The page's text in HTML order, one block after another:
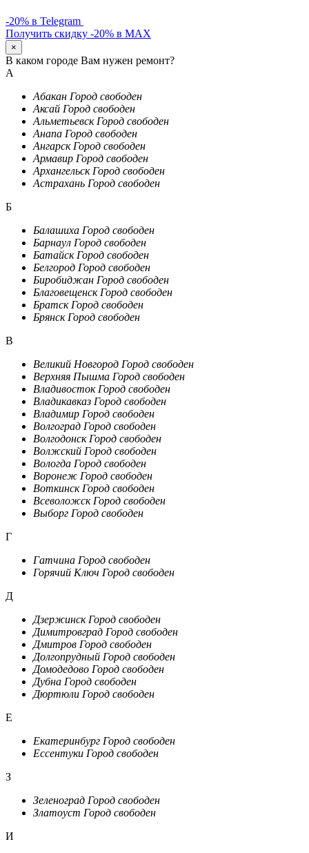
-20% в Telegram
Получить скидку -20% в MAX
×
В каком городе Вам нужен ремонт?
А
Абакан Город свободен
Аксай Город свободен
Альметьевск Город свободен
Анапа Город свободен
Ангарск Город свободен
Армавир Город свободен
Архангельск Город свободен
Астрахань Город свободен
Б
Балашиха Город свободен
Барнаул Город свободен
Батайск Город свободен
Белгород Город свободен
Биробиджан Город свободен
Благовещенск Город свободен
Братск Город свободен
Брянск Город свободен
В
Великий Новгород Город свободен
Верхняя Пышма Город свободен
Владивосток Город свободен
Владикавказ Город свободен
Владимир Город свободен
Волгоград Город свободен
Волгодонск Город свободен
Волжский Город свободен
Вологда Город свободен
Воронеж Город свободен
Воткинск Город свободен
Всеволожск Город свободен
Выборг Город свободен
Г
Гатчина Город свободен
Горячий Ключ Город свободен
Д
Дзержинск Город свободен
Димитровград Город свободен
Дмитров Город свободен
Долгопрудный Город свободен
Домодедово Город свободен
Дубна Город свободен
Дюртюли Город свободен
Е
Екатеринбург Город свободен
Ессентуки Город свободен
З
Зеленоград Город свободен
Златоуст Город свободен
И